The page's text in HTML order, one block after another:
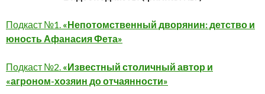
Подкаст №1. «Непотомственный дворянин: детство и
юность Афанасия Фета»
Подкаст №2. «Известный столичный автор и
«агроном-хозяин до отчаянности»